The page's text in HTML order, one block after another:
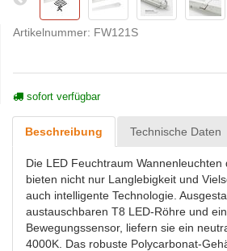
Artikelnummer: FW121S
sofort verfügbar
Beschreibung Technische Daten
Die LED Feuchtraum
bieten nicht nur Langlebigkeit und
auch intelligente Technologie.
austauschbaren T8 LED-Röhre und
Bewegungssensor, liefern sie ein
4000K. Das robuste Polycarbonat-